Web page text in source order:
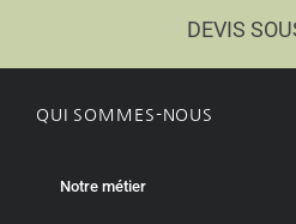
DEVIS
QUI SOMMES-NOUS
Notre métier